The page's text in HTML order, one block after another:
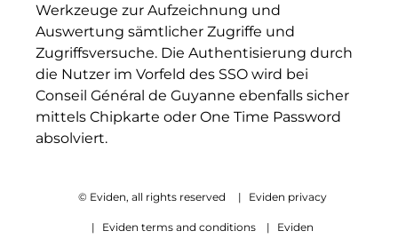
Werkzeuge zur Aufzeichnung und
Auswertung sämtlicher Zugriffe und
Zugriffsversuche. Die Authentisierung durch
die Nutzer im Vorfeld des SSO wird bei
Conseil Général de Guyanne ebenfalls sicher
mittels Chipkarte oder One Time Password
absolviert.
© Eviden, all rights reserved | Eviden privacy
| Eviden terms and conditions | Eviden